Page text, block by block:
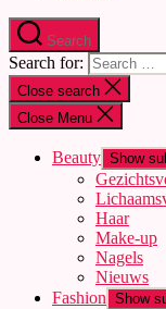
Search
Search for:
Close search
Close Menu
Beauty Show
Haar
Make-up
Nagels
Nieuws
Fashion Show